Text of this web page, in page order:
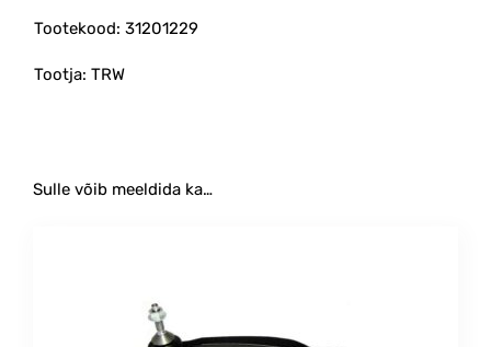
Tootekood: 31201229
Tootja: TRW
Sulle võib meeldida ka…